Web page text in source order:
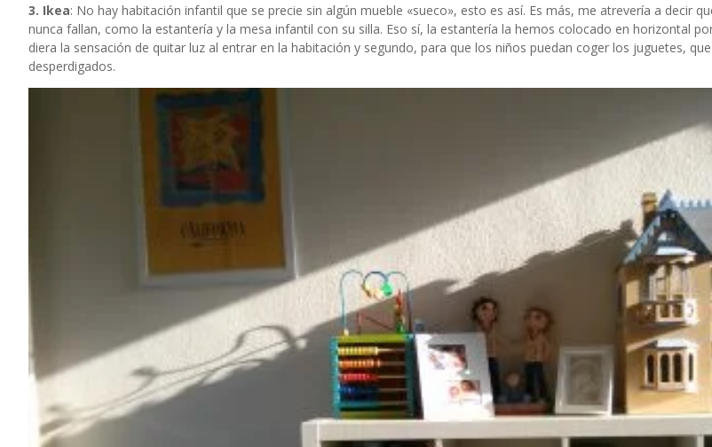
3. Ikea: No hay habitación infantil que se precie sin algún mueble «sueco», esto es así. Es más, me atrevería a decir
nunca fallan, como la estantería y la mesa infantil con su silla. Eso sí, la estantería la hemos colocado en horizontal
diera la sensación de quitar luz al entrar en la habitación y segundo, para que los niños puedan coger los juguetes,
desperdigados.